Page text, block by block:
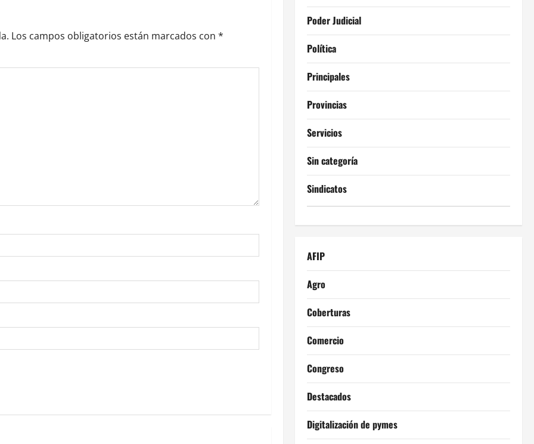
Los campos obligatorios están marcados con *
Poder Judicial
Política
Principales
Provincias
Servicios
Sin categoría
Sindicatos
AFIP
Agro
Coberturas
Comercio
Congreso
Destacados
Digitalización de pymes